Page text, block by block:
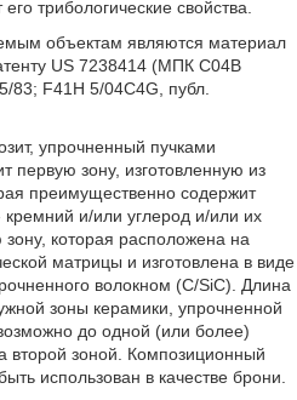
трибологические свойства.
объектам являются материал
US 7238414 (МПК C04B
F41H 5/04C4G, публ.
упрочненный пучками
первую зону, изготовленную из
преимущественно содержит
и/или углерод и/или их
которая расположена на
матрицы и изготовлена в виде
волокном (C/SiC). Длина
зоны керамики, упрочненной
до одной (или более)
второй зоной. Композиционный
использован в качестве брони.